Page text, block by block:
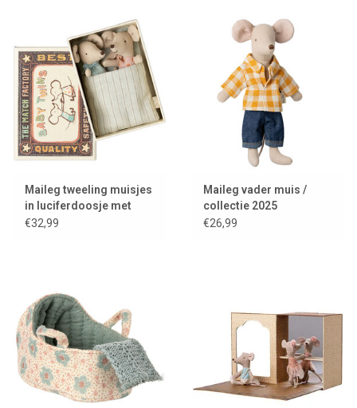
Maileg tweeling muisjes
in luciferdoosje met
beddengoed
€32,99
Maileg vader muis /
collectie 2025
€26,99